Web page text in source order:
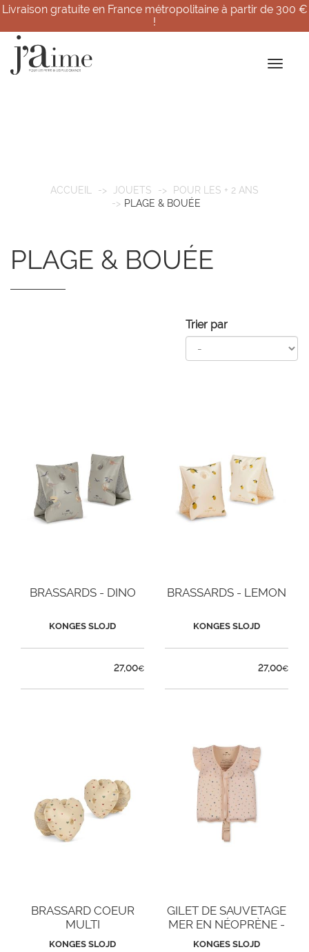
Livraison gratuite en France métropolitaine à partir de 300 €
!
ACCUEIL JOUETS
POUR LES + 2 ANS
PLAGE & BOUÉE
PLAGE & BOUÉE
Trier par
BRASSARDS - DINO
KONGES SLOJD
27,00€
BRASSARDS - LEMON
KONGES SLOJD
27,00€
BRASSARD COEUR
MULTI
KONGES SLOJD
GILET DE SAUVETAGE
MER EN NÉOPRÈNE -
STAR MULTI
KONGES SLOJD